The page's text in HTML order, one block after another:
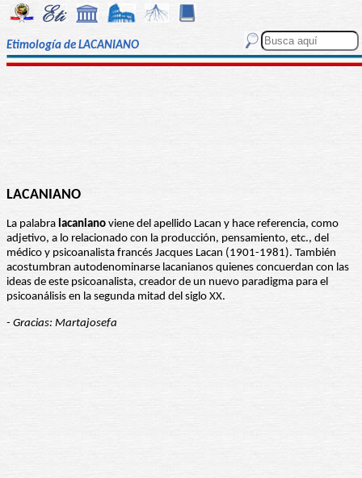
Etimología de LACANIANO
LACANIANO
La palabra lacaniano viene del apellido Lacan y hace referencia, como
adjetivo, a lo relacionado con la producción, pensamiento, etc., del
médico y psicoanalista francés Jacques Lacan (1901-1981). También
acostumbran autodenominarse lacanianos quienes concuerdan con las
ideas de este psicoanalista, creador de un nuevo paradigma para el
psicoanálisis en la segunda mitad del siglo XX.
- Gracias: Martajosefa